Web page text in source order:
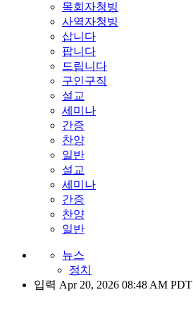
목회자청빙
사역자청빙
삽니다
팝니다
드립니다
구인구직
설교
세미나
간증
찬양
일반
설교
세미나
간증
찬양
일반
뉴스
정치
입력 Apr 20, 2026 08:48 AM PDT